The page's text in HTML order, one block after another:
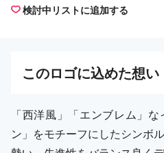
検討中リストに追加する
このロゴに込めた想い
「西洋風」「エンブレム」
ン」をモチーフにしたシンボル